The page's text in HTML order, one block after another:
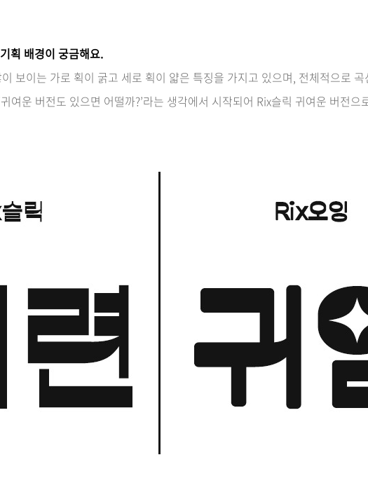
획 배경이 궁금해요.
보이는 가로 획이 굵고 세로 획이 얇은 특징을 가지고 있으며, 전체적으로
여운 버전도 있으면 어떨까?’라는 생각에서 시작되어 Rix슬릭 귀여운 버전으